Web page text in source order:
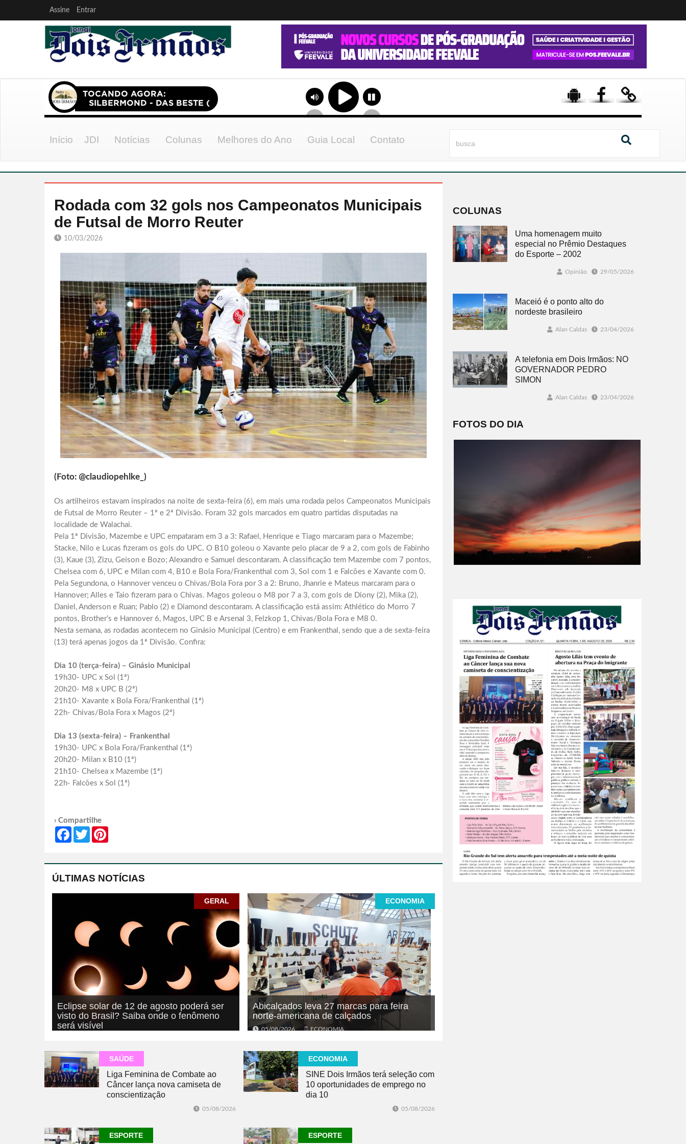
Assine Entrar
Início JDI Notícias Colunas Melhores do Ano Guia Local Contato
Rodada com 32 gols nos Campeonatos Municipais
de Futsal de Morro Reuter
10/03/2026
(Foto: @claudiopehlke_)
Os artilheiros estavam inspirados na noite de sexta-feira (6), em mais uma rodada pelos Campeonatos Municipais
de Futsal de Morro Reuter – 1ª e 2ª Divisão. Foram 32 gols marcados em quatro partidas disputadas na
localidade de Walachai.
Pela 1ª Divisão, Mazembe e UPC empataram em 3 a 3: Rafael, Henrique e Tiago marcaram para o Mazembe;
Stacke, Nilo e Lucas fizeram os gols do UPC. O B10 goleou o Xavante pelo placar de 9 a 2, com gols de Fabinho
(3), Kaue (3), Zizu, Geison e Bozo; Alexandro e Samuel descontaram. A classificação tem Mazembe com 7 pontos,
Chelsea com 6, UPC e Milan com 4, B10 e Bola Fora/Frankenthal com 3, Sol com 1 e Falcões e Xavante com 0.
Pela Segundona, o Hannover venceu o Chivas/Bola Fora por 3 a 2: Bruno, Jhanrie e Mateus marcaram para o
Hannover; Alles e Taio fizeram para o Chivas. Magos goleou o M8 por 7 a 3, com gols de Diony (2), Mika (2),
Daniel, Anderson e Ruan; Pablo (2) e Diamond descontaram. A classificação está assim: Athlético do Morro 7
pontos, Brother’s e Hannover 6, Magos, UPC B e Arsenal 3, Felzkop 1, Chivas/Bola Fora e M8 0.
Nesta semana, as rodadas acontecem no Ginásio Municipal (Centro) e em Frankenthal, sendo que a de sexta-feira
(13) terá apenas jogos da 1ª Divisão. Confira:
Dia 10 (terça-feira) – Ginásio Municipal
19h30- UPC x Sol (1ª)
20h20- M8 x UPC B (2ª)
21h10- Xavante x Bola Fora/Frankenthal (1ª)
22h- Chivas/Bola Fora x Magos (2ª)
Dia 13 (sexta-feira) – Frankenthal
19h30- UPC x Bola Fora/Frankenthal (1ª)
20h20- Milan x B10 (1ª)
21h10- Chelsea x Mazembe (1ª)
22h- Falcões x Sol (1ª)
› Compartilhe
Facebook
Twitter
ÚLTIMAS NOTÍCIAS
GERAL
Eclipse solar de 12 de agosto poderá ser
visto do Brasil? Saiba onde o fenômeno
será visível
ECONOMIA
Abicalçados leva 27 marcas para feira
norte-americana de calçados
05/08/2026 ECONOMIA
SAÚDE
Liga Feminina de Combate ao
Câncer lança nova camiseta de
conscientização
05/08/2026
ECONOMIA
SINE Dois Irmãos terá seleção com
10 oportunidades de emprego no
dia 10
05/08/2026
ESPORTE ESPORTE
COLUNAS
Uma homenagem muito
especial no Prêmio Destaques
do Esporte – 2002
Opinião 29/05/2026
Maceió é o ponto alto do
nordeste brasileiro
Alan Caldas 23/04/2026
A telefonia em Dois Irmãos: NO
GOVERNADOR PEDRO
SIMON
Alan Caldas 23/04/2026
FOTOS DO DIA